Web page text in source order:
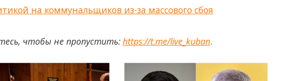
на коммунальщиков из-за массового сбоя
чтобы не пропустить: https://t.me/live_kuban.